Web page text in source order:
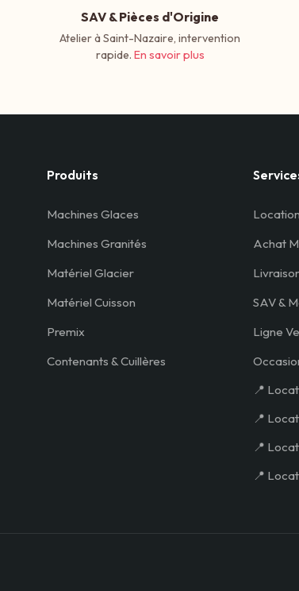
SAV & Pièces d'Origine
Atelier à Saint-Nazaire, intervention
rapide. En savoir plus
Produits
Machines Glaces
Machines Granités
Matériel Glacier
Matériel Cuisson
Premix
Contenants & Cuillères
Achat
SAV &
Ligne
📍
📍
📍
📍